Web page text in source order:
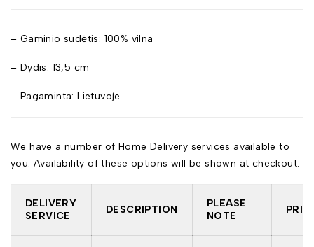
– Gaminio sudėtis: 100% vilna
– Dydis: 13,5 cm
– Pagaminta: Lietuvoje
We have a number of Home Delivery services available to
you. Availability of these options will be shown at checkout.
DELIVERY
SERVICE
DESCRIPTION
PLEASE
NOTE